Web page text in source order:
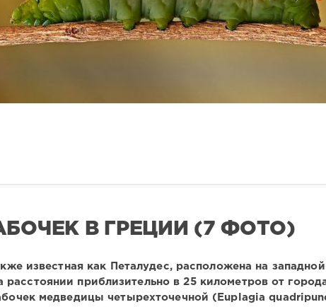
В ГРЕЦИИ (7 ФОТО)
известная как Петалудес, расположена на
расстоянии приблизительно в 25 километров от
медведицы четырехточечной (Euplagia